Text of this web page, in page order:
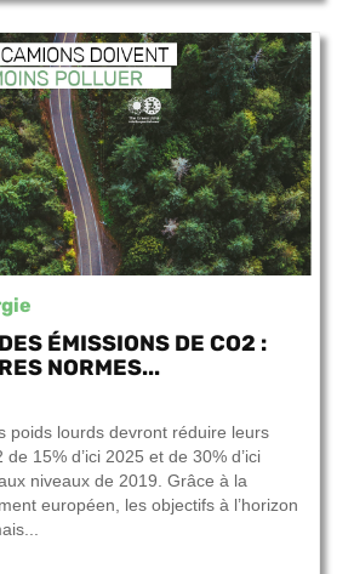
ÉMISSIONS DE CO2 :
NORMES...
poids lourds devront réduire leurs
15% d’ici 2025 et de 30% d’ici
niveaux de 2019. Grâce à la
européen, les objectifs à l’horizon